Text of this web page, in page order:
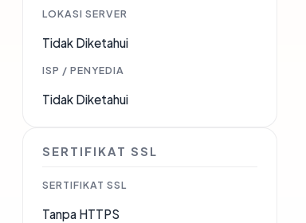
LOKASI SERVER
Tidak Diketahui
ISP / PENYEDIA
Tidak Diketahui
SERTIFIKAT SSL
SERTIFIKAT SSL
Tanpa HTTPS